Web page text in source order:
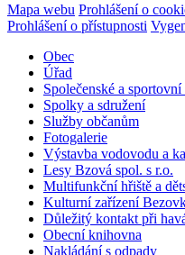
Mapa webu Prohlášení o
Prohlášení o přístupnosti
Obec
Úřad
Společenské a sportovní
Spolky a sdružení
Služby občanům
Fotogalerie
Výstavba vodovodu a
Lesy Bzová spol. s r.o.
Multifunkční hřiště a
Kulturní zařízení
Důležitý kontakt při
Obecní knihovna
Nakládání s odpady